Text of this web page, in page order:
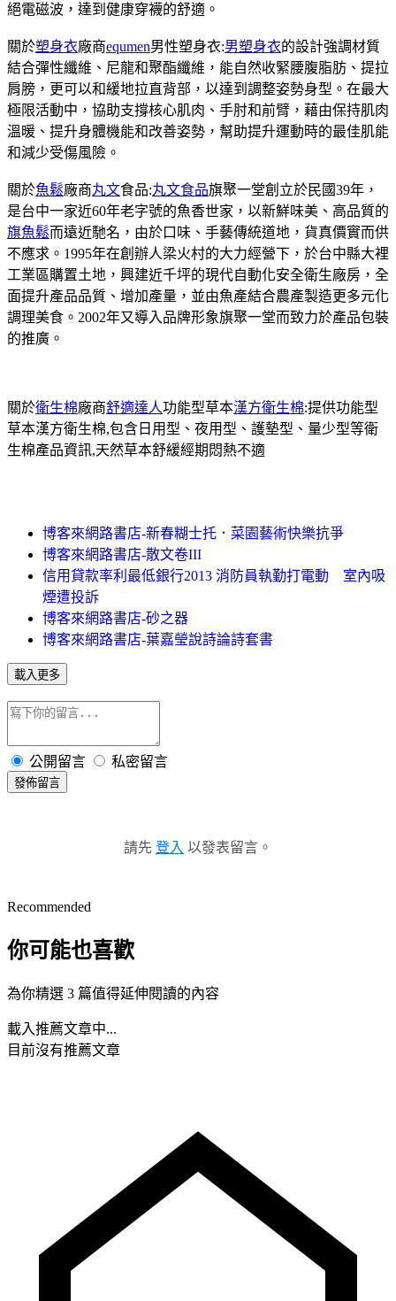
絕電磁波，達到健康穿襪的舒適。
關於塑身衣廠商equmen男性塑身衣:男塑身衣的設計強調材質
結合彈性纖維、尼龍和聚酯纖維，能自然收緊腰腹脂肪、提拉
肩膀，更可以和緩地拉直背部，以達到調整姿勢身型。在最大
極限活動中，協助支撐核心肌肉、手肘和前臂，藉由保持肌肉
溫暖、提升身體機能和改善姿勢，幫助提升運動時的最佳肌能
和減少受傷風險。
關於魚鬆廠商丸文食品:丸文食品旗聚一堂創立於民國39年，
是台中一家近60年老字號的魚香世家，以新鮮味美、高品質的
旗魚鬆而遠近馳名，由於口味、手藝傳統道地，貨真價實而供
不應求。1995年在創辦人梁火村的大力經營下，於台中縣大裡
工業區購置土地，興建近千坪的現代自動化安全衛生廠房，全
面提升產品品質、增加產量，並由魚產結合農產製造更多元化
調理美食。2002年又導入品牌形象旗聚一堂而致力於產品包裝
的推廣。
關於衛生棉廠商舒適達人功能型草本漢方衛生棉:提供功能型
草本漢方衛生棉,包含日用型、夜用型、護墊型、量少型等衛
生棉產品資訊,天然草本舒緩經期悶熱不適
博客來網路書店-新春糊士托．菜園藝術快樂抗爭
博客來網路書店-散文卷III
信用貸款率利最低銀行2013 消防員執勤打電動 室內吸
煙遭投訴
博客來網路書店-砂之器
博客來網路書店-葉嘉瑩說詩論詩套書
載入更多
公開留言 私密留言
發佈留言
請先 登入 以發表留言。
Recommended
你可能也喜歡
為你精選 3 篇值得延伸閱讀的內容
載入推薦文章中...
目前沒有推薦文章